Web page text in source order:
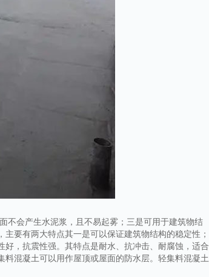
不会产生水泥浆，且不易起雾；三是可用于建筑物结
要有两大特点其一是可以保证建筑物结构的稳定性；
，抗震性强。其特点是耐水、抗冲击、耐腐蚀，适合
混凝土可以用作屋顶或屋面的防水层。轻集料混凝土